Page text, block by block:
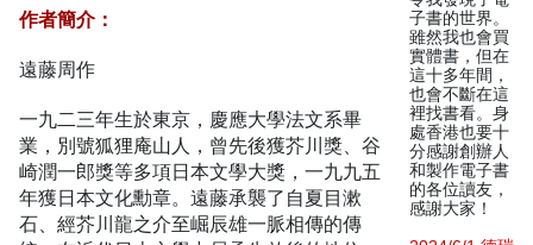
作者簡介：
遠藤周作
一九二三年生於東京，慶應大學法文系畢
業，別號狐狸庵山人，曾先後獲芥川獎、谷
崎潤一郎獎等多項日本文學大獎，一九九五
年獲日本文化勳章。遠藤承襲了自夏目漱
石、經芥川龍之介至崛辰雄一脈相傳的傳
子書的世界。
雖然我也會買
實體書，但在
這十多年間，
也會不斷在這
裡找書看。身
處香港也要十
分感謝創辦人
和製作電子書
的各位讀友，
感謝大家！